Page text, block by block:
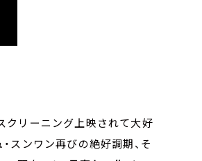
クリーニング上映されて大好
スンワン再びの絶好調期、そ